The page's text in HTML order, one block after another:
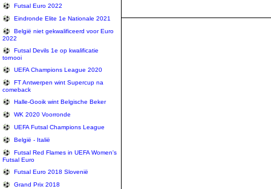
Futsal Euro 2022
Eindronde Elite 1e Nationale 2021
België niet gekwalificeerd voor Euro
2022
Futsal Devils 1e op kwalificatie
tornooi
UEFA Champions League 2020
FT Antwerpen wint Supercup na
comeback
Halle-Gooik wint Belgische Beker
WK 2020 Voorronde
UEFA Futsal Champions League
België - Italië
Futsal Red Flames in UEFA Women's
Futsal Euro
Futsal Euro 2018 Slovenië
Grand Prix 2018